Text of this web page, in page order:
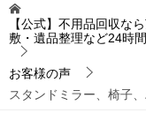
【公式】不用品回収な
敷・遺品整理など24時
お客様の声
スタンドミラー、椅子